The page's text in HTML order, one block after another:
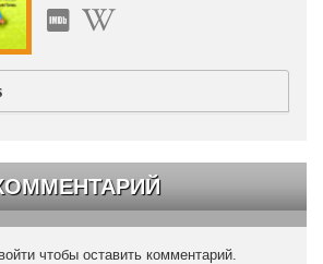
чтобы оставить комментарий.